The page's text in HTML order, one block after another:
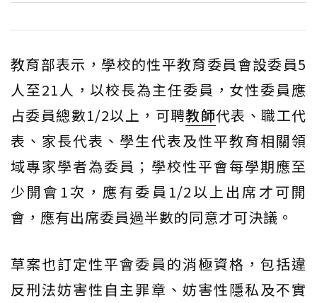
教育部表示，學校的性平教育委員會設委員5
人至21人，以校長為主任委員，女性委員應
占委員總數1/2以上，可聘教師代表、職工代
表、家長代表、學生代表及性平教育相關領
域專家學者為委員；學校性平會每學期應至
少開會1次，應有委員1/2以上出席才可開
會，應有出席委員過半數的同意才可決議。
草案也訂定性平會委員的消極資格，包括違
反刑法妨害性自主罪章、妨害性隱私及不實